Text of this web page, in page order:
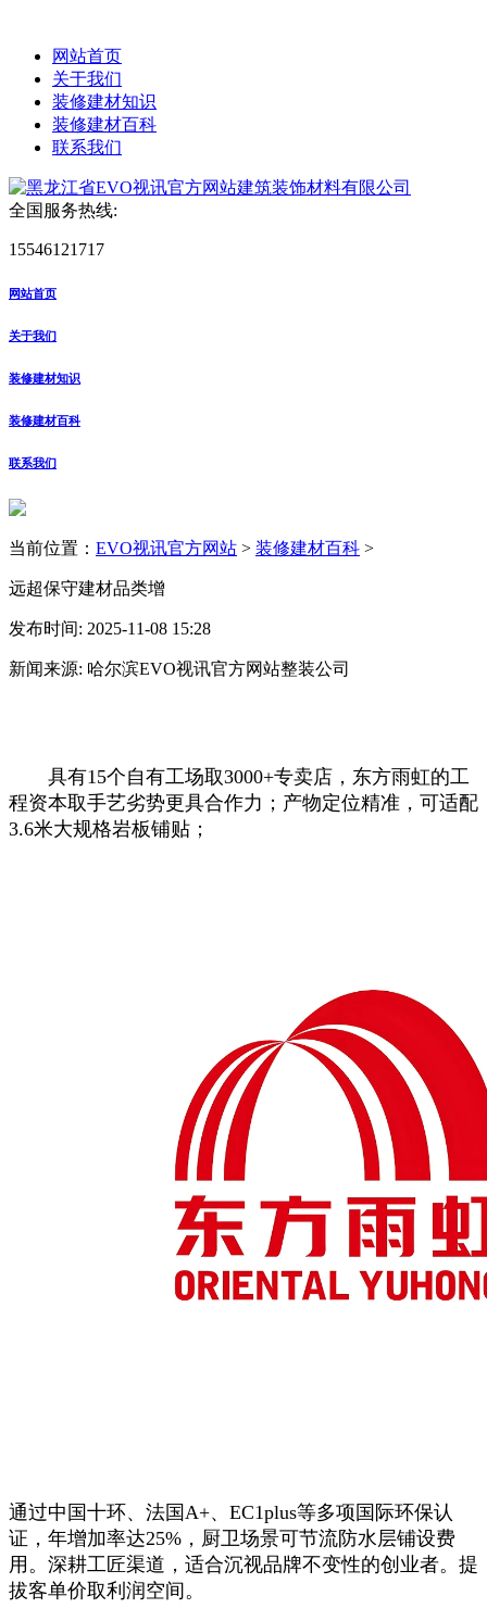
网站首页
关于我们
装修建材知识
装修建材百科
联系我们
全国服务热线:
15546121717
网站首页
关于我们
装修建材知识
装修建材百科
联系我们
当前位置： EVO视讯官方网站 > 装修建材百科 >
远超保守建材品类增
发布时间: 2025-11-08 15:28
新闻来源: 哈尔滨EVO视讯官方网站整装公司
具有15个自有工场取3000+专卖店，东方雨虹的工
程资本取手艺劣势更具合作力；产物定位精准，可适配
3.6米大规格岩板铺贴；
通过中国十环、法国A+、EC1plus等多项国际环保认
证，年增加率达25%，厨卫场景可节流防水层铺设费
用。深耕工匠渠道，适合沉视品牌不变性的创业者。提
拔客单价取利润空间。